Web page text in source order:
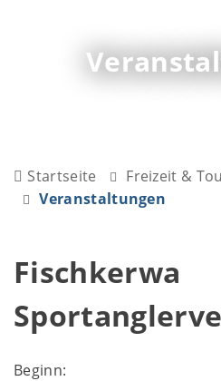
Startseite
Freizeit &
Veranstaltungen
Fischkerwa
Beginn: